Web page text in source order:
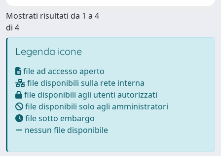
Mostrati risultati da 1 a 4
di 4
Legenda icone
file ad accesso aperto
file disponibili sulla rete interna
file disponibili agli utenti autorizzati
file disponibili solo agli amministratori
file sotto embargo
nessun file disponibile